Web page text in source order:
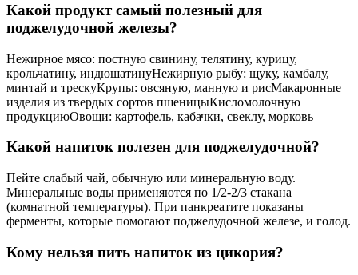
Какой продукт самый полезный для
поджелудочной железы?
Нежирное мясо: постную свинину, телятину, курицу,
крольчатину, индюшатинуНежирную рыбу: щуку, камбалу,
минтай и трескуКрупы: овсяную, манную и рисМакаронные
изделия из твердых сортов пшеницыКисломолочную
продукциюОвощи: картофель, кабачки, свеклу, морковь
Какой напиток полезен для поджелудочной?
Пейте слабый чай, обычную или минеральную воду.
Минеральные воды применяются по 1/2-2/3 стакана
(комнатной температуры). При панкреатите показаны
ферменты, которые помогают поджелудочной железе, и голод.
Кому нельзя пить напиток из цикория?